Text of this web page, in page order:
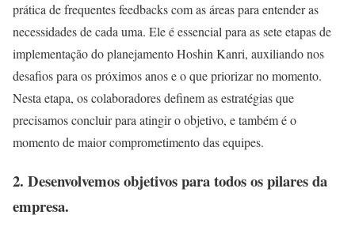
prática de frequentes feedbacks com as áreas para entender as
necessidades de cada uma. Ele é essencial para as sete etapas de
implementação do planejamento Hoshin Kanri, auxiliando nos
desafios para os próximos anos e o que priorizar no momento.
Nesta etapa, os colaboradores definem as estratégias que
precisamos concluir para atingir o objetivo, e também é o
momento de maior comprometimento das equipes.
2. Desenvolvemos objetivos para todos os pilares da
empresa.